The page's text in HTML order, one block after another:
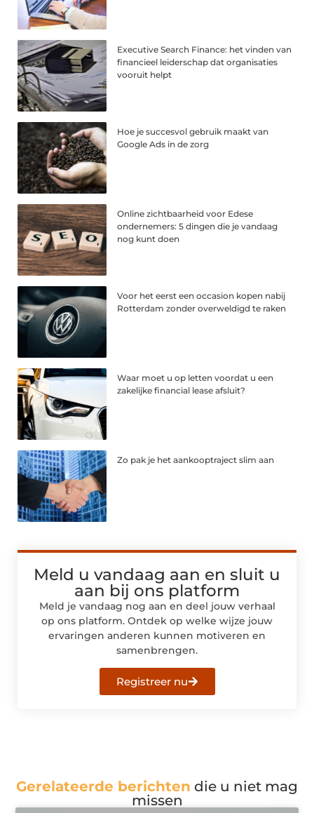
Executive Search Finance: het vinden van
financieel leiderschap dat organisaties
vooruit helpt
Hoe je succesvol gebruik maakt van
Google Ads in de zorg
Online zichtbaarheid voor Edese
ondernemers: 5 dingen die je vandaag
nog kunt doen
Voor het eerst een occasion kopen nabij
Rotterdam zonder overweldigd te raken
Waar moet u op letten voordat u een
zakelijke financial lease afsluit?
Zo pak je het aankooptraject slim aan
Meld u vandaag aan en sluit u
aan bij ons platform
Meld je vandaag nog aan en deel jouw verhaal
op ons platform. Ontdek op welke wijze jouw
ervaringen anderen kunnen motiveren en
samenbrengen.
Registreer nu
Gerelateerde berichten die u niet mag
missen